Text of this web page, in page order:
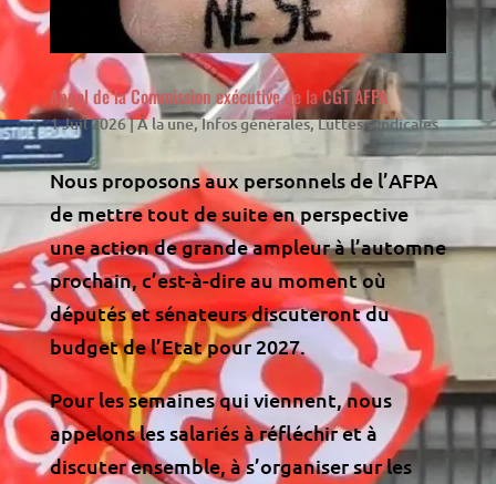
Appel de la Commission exécutive de la CGT AFPA
1 Juil 2026|À la une,Infos générales,Luttes syndicales
Nous proposons aux personnels de l’AFPA
de mettre tout de suite en perspective
une action de grande ampleur à l’automne
prochain, c’est-à-dire au moment où
députés et sénateurs discuteront du
budget de l’Etat pour 2027.
Pour les semaines qui viennent, nous
appelons les salariés à réfléchir et à
discuter ensemble, à s’organiser sur les